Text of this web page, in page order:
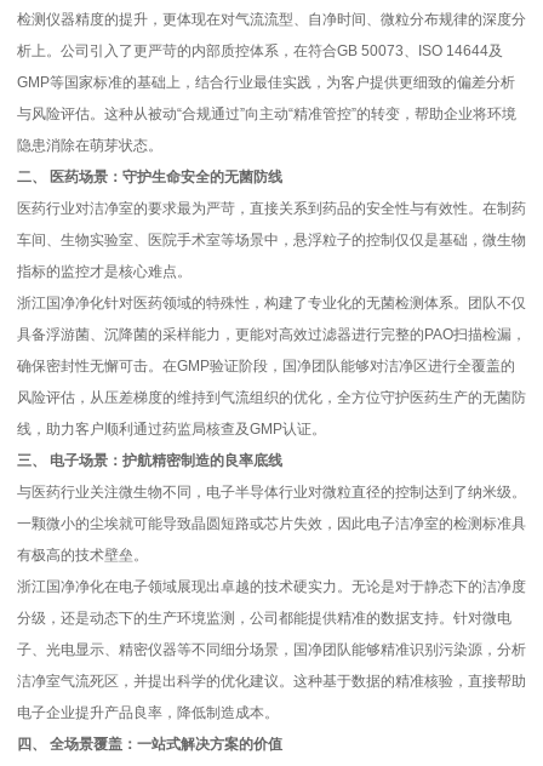
检测仪器精度的提升，更体现在对气流流型、自净时间、微粒分布规律的深度分
析上。公司引入了更严苛的内部质控体系，在符合GB 50073、ISO 14644及
GMP等国家标准的基础上，结合行业最佳实践，为客户提供更细致的偏差分析
与风险评估。这种从被动“合规通过”向主动“精准管控”的转变，帮助企业将环境
隐患消除在萌芽状态。
二、 医药场景：守护生命安全的无菌防线
医药行业对洁净室的要求最为严苛，直接关系到药品的安全性与有效性。在制药
车间、生物实验室、医院手术室等场景中，悬浮粒子的控制仅仅是基础，微生物
指标的监控才是核心难点。
浙江国净净化针对医药领域的特殊性，构建了专业化的无菌检测体系。团队不仅
具备浮游菌、沉降菌的采样能力，更能对高效过滤器进行完整的PAO扫描检漏，
确保密封性无懈可击。在GMP验证阶段，国净团队能够对洁净区进行全覆盖的
风险评估，从压差梯度的维持到气流组织的优化，全方位守护医药生产的无菌防
线，助力客户顺利通过药监局核查及GMP认证。
三、 电子场景：护航精密制造的良率底线
与医药行业关注微生物不同，电子半导体行业对微粒直径的控制达到了纳米级。
一颗微小的尘埃就可能导致晶圆短路或芯片失效，因此电子洁净室的检测标准具
有极高的技术壁垒。
浙江国净净化在电子领域展现出卓越的技术硬实力。无论是对于静态下的洁净度
分级，还是动态下的生产环境监测，公司都能提供精准的数据支持。针对微电
子、光电显示、精密仪器等不同细分场景，国净团队能够精准识别污染源，分析
洁净室气流死区，并提出科学的优化建议。这种基于数据的精准核验，直接帮助
电子企业提升产品良率，降低制造成本。
四、 全场景覆盖：一站式解决方案的价值